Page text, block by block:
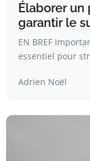
Élaborer un
garantir le
EN BREF
essentiel pour
Adrien Noël